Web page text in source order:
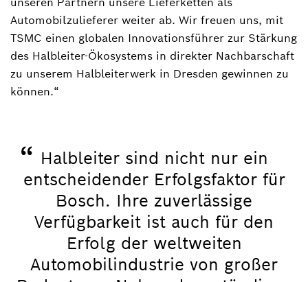
Automobilzulieferer weiter ab. Wir freuen uns, mit
TSMC einen globalen Innovationsführer zur Stärkung
des Halbleiter-Ökosystems in direkter Nachbarschaft
zu unserem Halbleiterwerk in Dresden gewinnen zu
können.“
“ Halbleiter sind nicht nur ein
entscheidender Erfolgsfaktor für
Bosch. Ihre zuverlässige
Verfügbarkeit ist auch für den
Erfolg der weltweiten
Automobilindustrie von großer